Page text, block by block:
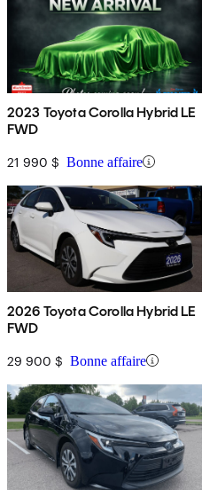
2023 Toyota Corolla Hybrid LE
FWD
21 990 $ Bonne affaire
2026 Toyota Corolla Hybrid LE
FWD
29 900 $ Bonne affaire